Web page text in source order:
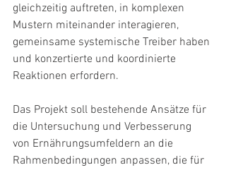
gleichzeitig auftreten, in komplexen
Mustern miteinander interagieren,
gemeinsame systemische Treiber haben
und konzertierte und koordinierte
Reaktionen erfordern.
Das Projekt soll bestehende Ansätze für
die Untersuchung und Verbesserung
von Ernährungsumfeldern an die
Rahmenbedingungen anpassen, die für